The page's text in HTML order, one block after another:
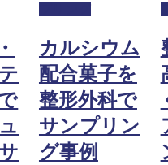
カルシウム
配合菓子を
整形外科で
サンプリン
グ事例